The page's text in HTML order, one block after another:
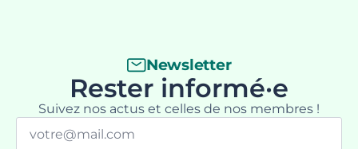
Newsletter
Rester informé·e
Suivez nos actus et celles de nos membres !
Email